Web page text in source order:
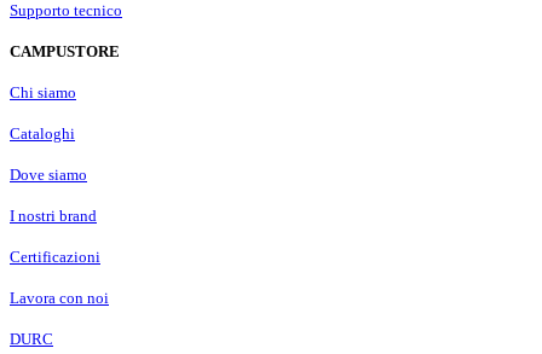
Supporto tecnico
CAMPUSTORE
Chi siamo
Cataloghi
Dove siamo
I nostri brand
Certificazioni
Lavora con noi
DURC